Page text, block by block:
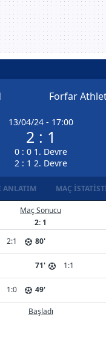
13/04/24 - 17:00
2 : 1
0 : 0 1. Devre
2 : 1 2. Devre
Forfar
ANLATIM MAÇ
Maç Sonucu
2: 1
2:1
80'
71' 1:1
1:0 49'
Başladı